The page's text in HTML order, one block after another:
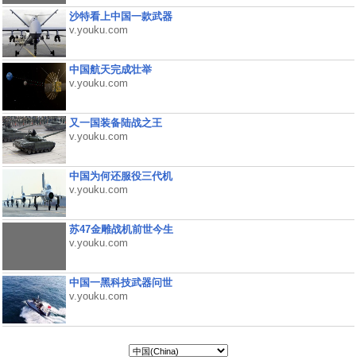
沙特看上中国一款武器
v.youku.com
中国航天完成壮举
v.youku.com
又一国装备陆战之王
v.youku.com
中国为何还服役三代机
v.youku.com
苏47金雕战机前世今生
v.youku.com
中国一黑科技武器问世
v.youku.com